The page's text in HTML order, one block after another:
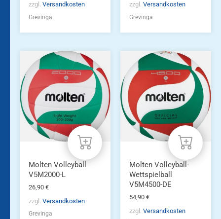
zzgl. Versandkosten
Grevinga
zzgl. Versandkosten
Grevinga
Molten Volleyball
V5M2000-L
26,90 €
zzgl. Versandkosten
Grevinga
Molten Volleyball-
Wettspielball
V5M4500-DE
54,90 €
zzgl. Versandkosten